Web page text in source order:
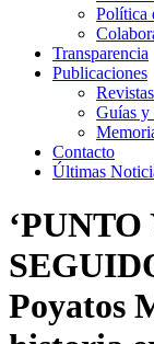
Política
Transparencia
Publicaciones
Guías y
Contacto
Últimas
Poyatos